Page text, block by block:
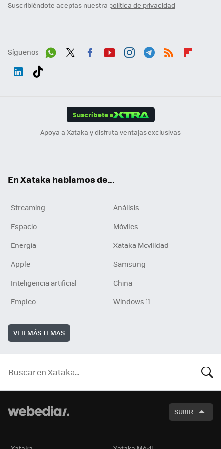
Suscribiéndote aceptas nuestra política de privacidad
Síguenos
Suscríbete a
Apoya a Xataka y disfruta ventajas exclusivas
En Xataka hablamos de...
Streaming
Análisis
Espacio
Móviles
Energía
Xataka Movilidad
Apple
Samsung
Inteligencia artificial
China
Empleo
Windows 11
VER MÁS TEMAS
SUBIR